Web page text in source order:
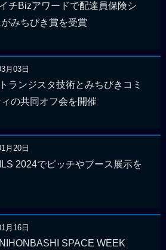
チBizアワードで配達員保険シ
みちびき賞を受賞
月03日
ランジスタ技術とみちびきコミ
ィの共同オフ会を開催
月20日
2024でピッチやブース展示を
月16日
SPACE WEEK